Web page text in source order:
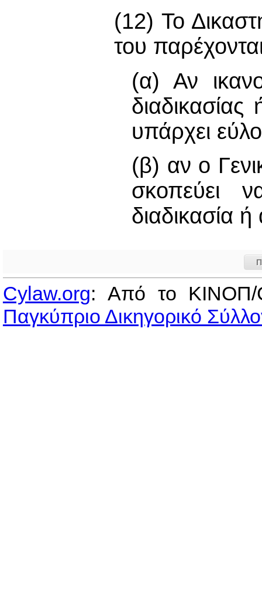
(12) Το
του
(α) Αν
υπάρχει
(β) αν ο
σκοπεύει
διαδικασία ή
Cylaw.org: Από το
Παγκύπριο Δικηγορικό